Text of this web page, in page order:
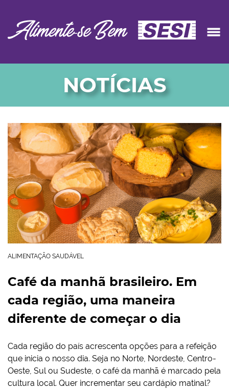
NOTÍCIAS
ALIMENTAÇÃO SAUDÁVEL
Café da manhã brasileiro. Em
cada região, uma maneira
diferente de começar o dia
Cada região do país acrescenta opções para a refeição
que inicia o nosso dia. Seja no Norte, Nordeste, Centro-
Oeste, Sul ou Sudeste, o café da manhã é marcado pela
cultura local. Quer incrementar seu cardápio matinal?